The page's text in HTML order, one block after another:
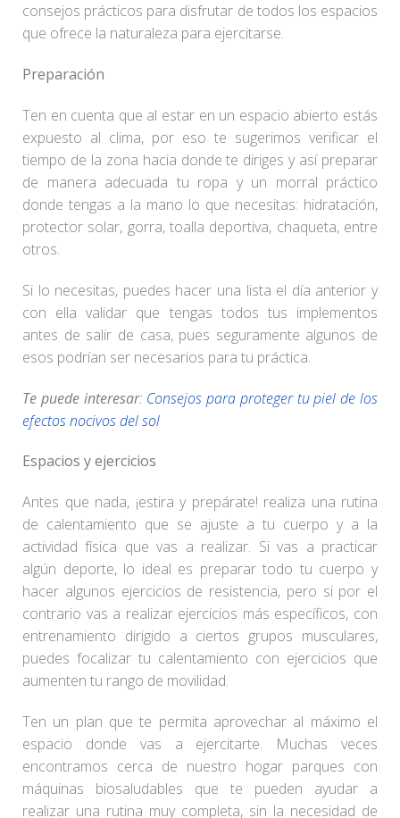
consejos prácticos para disfrutar de todos los espacios
que ofrece la naturaleza para ejercitarse.
Preparación
Ten en cuenta que al estar en un espacio abierto estás
expuesto al clima, por eso te sugerimos verificar el
tiempo de la zona hacia donde te diriges y así preparar
de manera adecuada tu ropa y un morral práctico
donde tengas a la mano lo que necesitas: hidratación,
protector solar, gorra, toalla deportiva, chaqueta, entre
otros.
Si lo necesitas, puedes hacer una lista el día anterior y
con ella validar que tengas todos tus implementos
antes de salir de casa, pues seguramente algunos de
esos podrían ser necesarios para tu práctica.
Te puede interesar: Consejos para proteger tu piel de los
efectos nocivos del sol
Espacios y ejercicios
Antes que nada, ¡estira y prepárate! realiza una rutina
de calentamiento que se ajuste a tu cuerpo y a la
actividad física que vas a realizar. Si vas a practicar
algún deporte, lo ideal es preparar todo tu cuerpo y
hacer algunos ejercicios de resistencia, pero si por el
contrario vas a realizar ejercicios más específicos, con
entrenamiento dirigido a ciertos grupos musculares,
puedes focalizar tu calentamiento con ejercicios que
aumenten tu rango de movilidad.
Ten un plan que te permita aprovechar al máximo el
espacio donde vas a ejercitarte. Muchas veces
encontramos cerca de nuestro hogar parques con
máquinas biosaludables que te pueden ayudar a
realizar una rutina muy completa, sin la necesidad de